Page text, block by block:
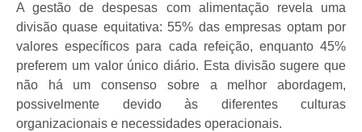
A gestão de despesas com alimentação revela uma
divisão quase equitativa: 55% das empresas optam por
valores específicos para cada refeição, enquanto 45%
preferem um valor único diário. Esta divisão sugere que
não há um consenso sobre a melhor abordagem,
possivelmente devido às diferentes culturas
organizacionais e necessidades operacionais.